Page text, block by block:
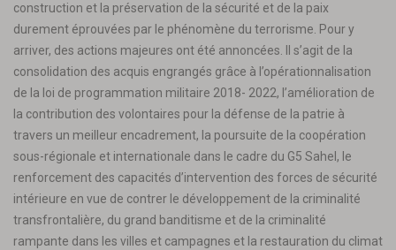
construction et la préservation de la sécurité et de la paix
durement éprouvées par le phénomène du terrorisme. Pour y
arriver, des actions majeures ont été annoncées. Il s’agit de la
consolidation des acquis engrangés grâce à l’opérationnalisation
de la loi de programmation militaire 2018- 2022, l’amélioration de
la contribution des volontaires pour la défense de la patrie à
travers un meilleur encadrement, la poursuite de la coopération
sous-régionale et internationale dans le cadre du G5 Sahel, le
renforcement des capacités d’intervention des forces de sécurité
intérieure en vue de contrer le développement de la criminalité
transfrontalière, du grand banditisme et de la criminalité
rampante dans les villes et campagnes et la restauration du climat